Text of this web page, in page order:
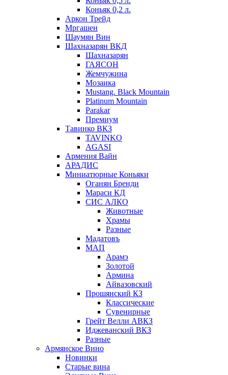
Коньяк 0,2 л.
Аркон Трейд
Мргашен
Шаумян Вин
Шахназарян ВКД
Шахназарян
ГАЯСОН
Жемчужина
Мозаика
Mustang. Black Mountain
Platinum Mountain
Parakar
Премиум
Тавинко ВКЗ
TAVINKO
AGASI
Армения Вайн
АРАДИС
Миниатюрные Коньяки
Оганян Бренди
Мараси КД
СИС АЛКО
Животные
Храмы
Разные
Мадатовъ
МАП
Арамэ
Золотой
Армина
Айвазовский
Прошянский КЗ
Классические
Сувенирные
Грейт Велли АВКЗ
Иджеванский ВКЗ
Разные
Армянское Вино
Новинки
Старые вина